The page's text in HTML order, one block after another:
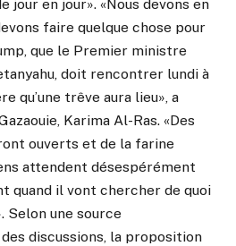
jour en jour». «Nous devons en
faire quelque chose pour
que le Premier ministre
doit rencontrer lundi à
qu’une trêve aura lieu», a
Karima Al-Ras. «Des
ouverts et de la farine
attendent désespérément
quand il vont chercher de quoi
Selon une source
discussions, la proposition